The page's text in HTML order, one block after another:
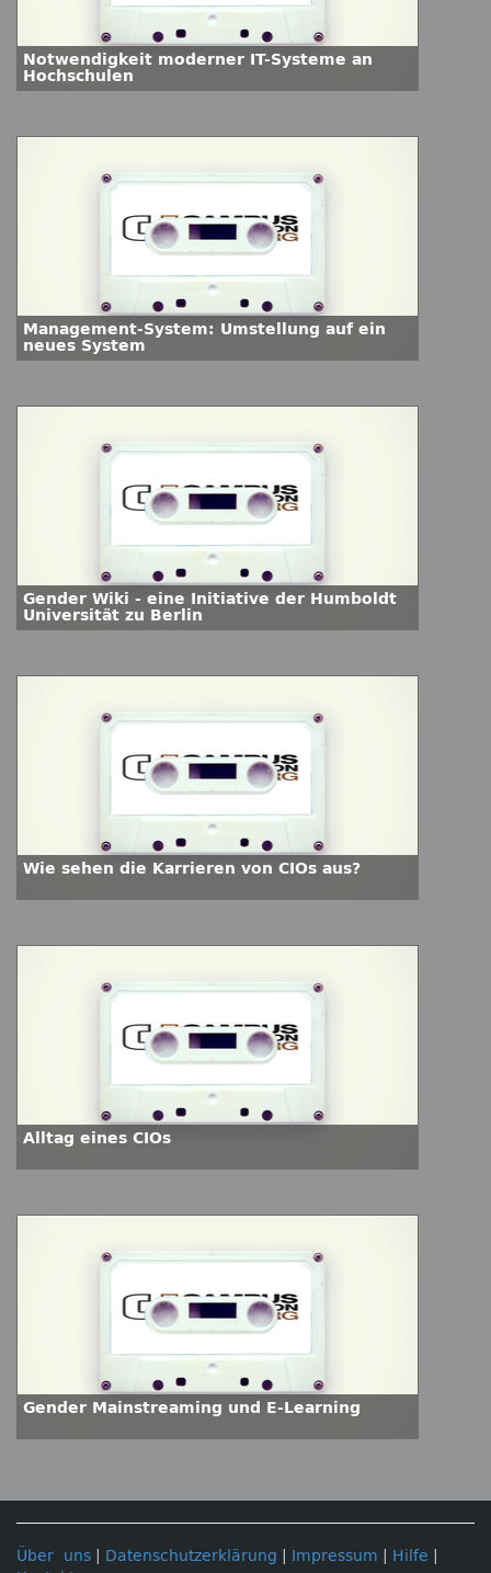
Notwendigkeit moderner IT-Systeme an
Hochschulen
Management-System: Umstellung auf ein
neues System
Gender Wiki - eine Initiative der Humboldt
Universität zu Berlin
Wie sehen die Karrieren von CIOs aus?
Alltag eines CIOs
Gender Mainstreaming und E-Learning
Über uns Datenschutzerklärung Impressum Hilfe